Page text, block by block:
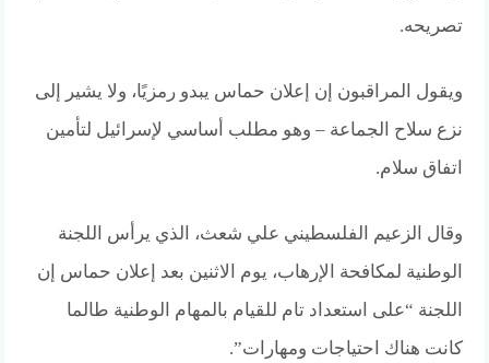
تصريحه.
ويقول المراقبون إن إعلان حماس يبدو رمزيًا، ولا يشير إلى
نزع سلاح الجماعة – وهو مطلب أساسي لإسرائيل لتأمين
اتفاق سلام.
وقال الزعيم الفلسطيني علي شعث، الذي يرأس اللجنة
الوطنية لمكافحة الإرهاب، يوم الاثنين بعد إعلان حماس إن
اللجنة “على استعداد تام للقيام بالمهام الوطنية طالما
كانت هناك احتياجات ومهارات”.